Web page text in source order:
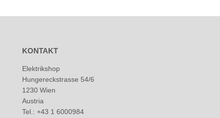
KONTAKT
Elektrikshop
Hungereckstrasse 54/6
1230 Wien
Austria
Tel.: +43 1 6000984